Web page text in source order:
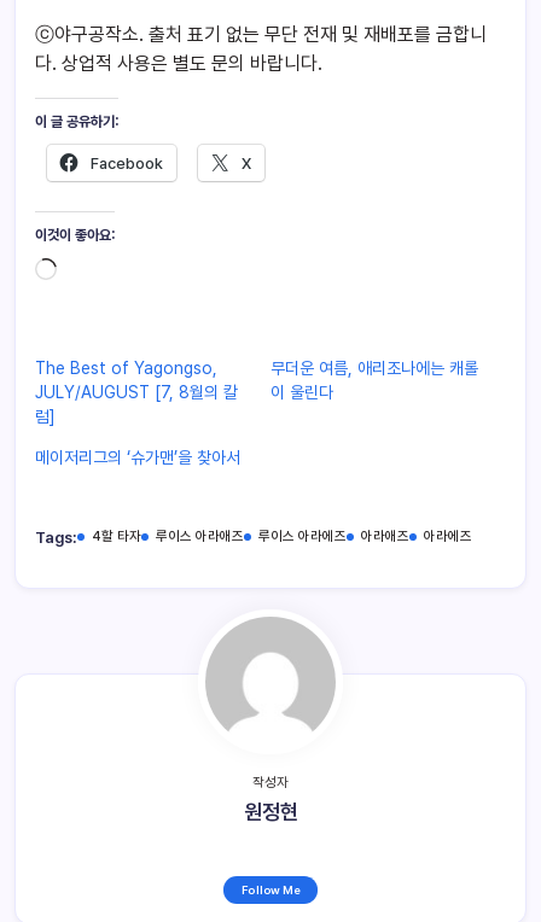
ⓒ야구공작소. 출처 표기 없는 무단 전재 및 재배포를 금합니
다. 상업적 사용은 별도 문의 바랍니다.
이 글 공유하기:
Facebook X
이것이 좋아요:
The Best of Yagongso,
JULY/AUGUST [7, 8월의 칼
럼]
무더운 여름, 애리조나에는 캐롤
이 울린다
메이저리그의 ‘슈가맨’을 찾아서
Tags: 4할 타자 루이스 아라애즈 루이스 아라에즈 아라애즈 아라에즈
작성자
원정현
Follow Me